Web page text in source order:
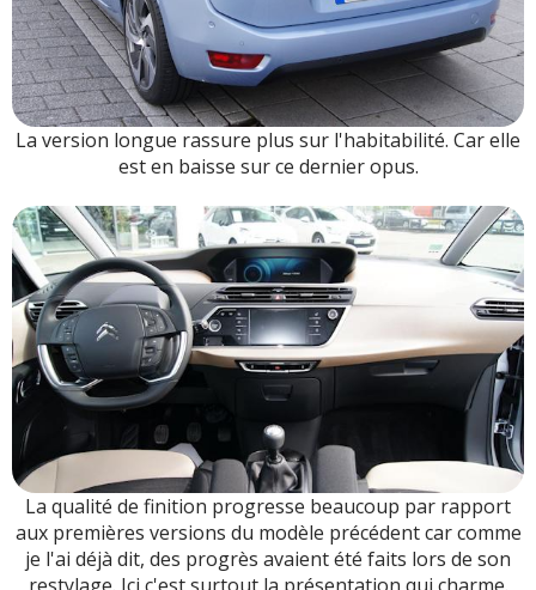
La version longue rassure plus sur l'habitabilité. Car elle
est en baisse sur ce dernier opus.
La qualité de finition progresse beaucoup par rapport
aux premières versions du modèle précédent car comme
je l'ai déjà dit, des progrès avaient été faits lors de son